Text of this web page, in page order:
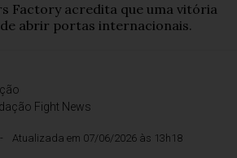
Factory acredita que uma vitória
abrir portas internacionais.
Fight News
Atualizada em 07/06/2026 às 13h18